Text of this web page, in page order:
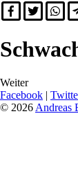
Weiter
Facebook |
© 2026 Andreas